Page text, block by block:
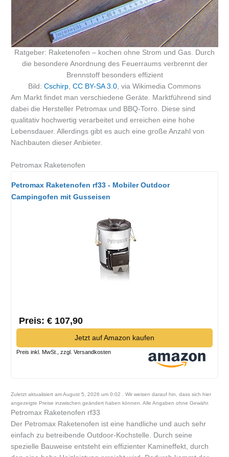
Ratgeber: Raketenofen – kochen ohne Strom und Gas. Durch
die besondere Anordnung des Feuerraums verbrennt der
Brennstoff besonders effizient
Bild: Cschirp CC BY-SA 3.0 , via Wikimedia Commons
Am Markt findet man verschiedene Geräte. Marktführend sind
dabei die Hersteller Petromax und BBQ-Torro. Diese sind
qualitativ hochwertig verarbeitet und erreichen eine hohe
Lebensdauer. Allerdings gibt es auch eine große Anzahl von
Nachbauten dieser Anbieter.
Petromax Raketenofen
Petromax Raketenofen rf33 - Mobiler Outdoor
Campingofen mit Gusseisen
Preis: € 107,90
Jetzt auf Amazon kaufen
Preis inkl. MwSt., zzgl. Versandkosten
Zuletzt aktualisiert am August 5, 2026 um 0:02 . Wir weisen darauf hin, dass sich hier
angezeigte Preise inzwischen geändert haben können. Alle Angaben ohne Gewähr.
Petromax Raketenofen rf33
Der Petromax Raketenofen ist eine handliche und auch sehr
einfach zu betreibende Outdoor-Kochstelle. Durch seine
spezielle Bauweise entsteht ein effizienter Kamineffekt, durch